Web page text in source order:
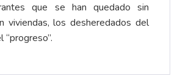
que se han quedado sin
viviendas, los desheredados del